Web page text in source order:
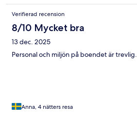
Verifierad recension
8/10 Mycket bra
13 dec. 2025
Personal och miljön på boendet är trevlig.
Anna, 4 nätters resa